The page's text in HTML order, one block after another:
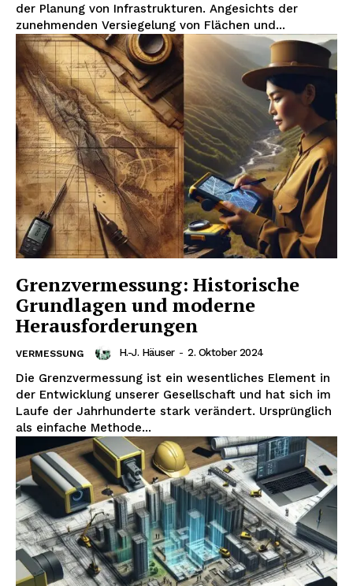
der Planung von Infrastrukturen. Angesichts der
zunehmenden Versiegelung von Flächen und...
Grenzvermessung: Historische
Grundlagen und moderne
Herausforderungen
VERMESSUNG H.-J. Häuser - 2. Oktober 2024
Die Grenzvermessung ist ein wesentliches Element in
der Entwicklung unserer Gesellschaft und hat sich im
Laufe der Jahrhunderte stark verändert. Ursprünglich
als einfache Methode...